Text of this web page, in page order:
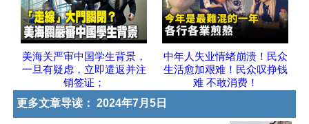
美海关严审中国学生背景，
一旦有疑虑，立即遣返并注
销签证；
中年人失业情绪崩溃！民众
生活愈加艰难！民众叹挣钱
难 不敢消费！
更多文章导读： 2024年7月5日